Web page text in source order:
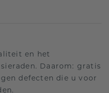
en het
Daarom: gratis
defecten die u voor